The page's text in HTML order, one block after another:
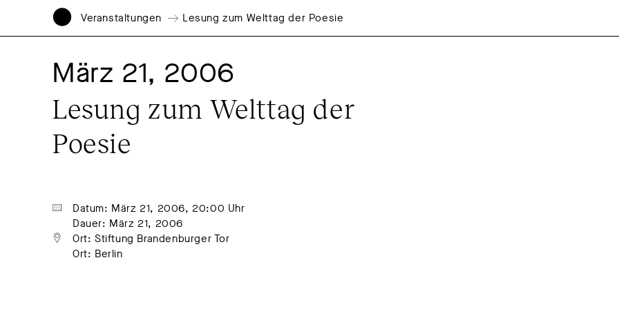
Veranstaltungen Lesung zum Welttag der Poesie
März 21, 2006
Lesung zum Welttag der
Poesie
Datum: März 21, 2006, 20:00 Uhr
Dauer: März 21, 2006
Ort: Stiftung Brandenburger Tor
Ort: Berlin